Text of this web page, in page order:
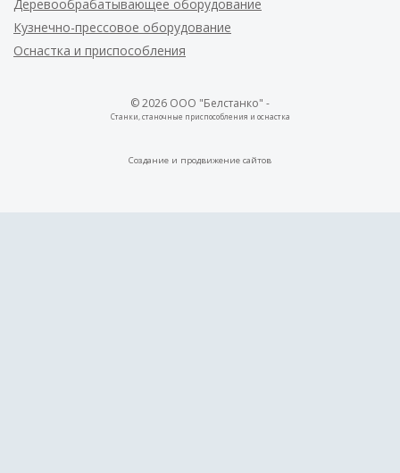
Деревообрабатывающее оборудование
Кузнечно-прессовое оборудование
Оснастка и приспособления
© 2026 ООО "Белстанко" -
Станки, станочные приспособления и оснастка
Создание и продвижение сайтов